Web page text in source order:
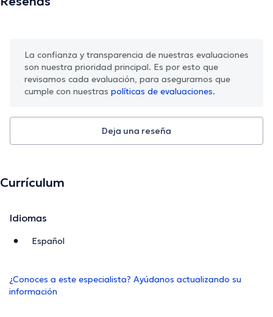
La confianza y transparencia de nuestras evaluaciones
son nuestra prioridad principal. Es por esto que
revisamos cada evaluación, para asegurarnos que
cumple con nuestras políticas de evaluaciones.
Deja una reseña
Currículum
Idiomas
Español
¿Conoces a este especialista? Ayúdanos actualizando su
información